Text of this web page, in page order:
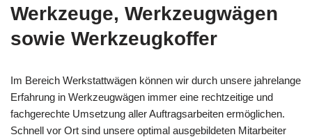
Werkzeuge, Werkzeugwägen
sowie Werkzeugkoffer
Im Bereich Werkstattwägen können wir durch unsere jahrelange
Erfahrung in Werkzeugwägen immer eine rechtzeitige und
fachgerechte Umsetzung aller Auftragsarbeiten ermöglichen.
Schnell vor Ort sind unsere optimal ausgebildeten Mitarbeiter